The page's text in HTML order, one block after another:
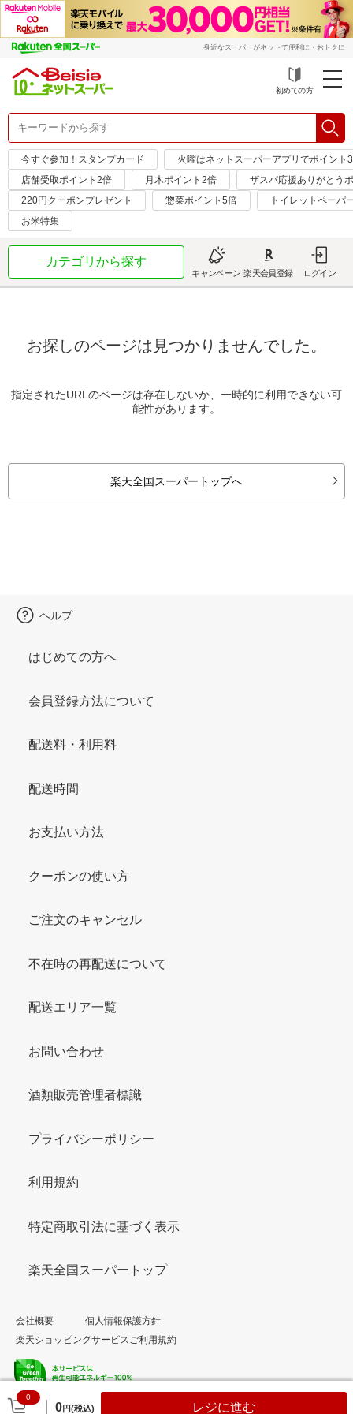
身近なスーパーがネットで便利に・おトクに
初めての方
今すぐ参加！スタンプカード
火曜はネットスーパーアプリでポイント
店舗受取ポイント2倍
月木ポイント2倍
ザスパ応援ありがとう
220円クーポンプレゼント
惣菜ポイント5倍
トイレットペーパ
お米特集
カテゴリから探す
キャンペーン 楽天会員登録 ログイン
お探しのページは見つかりませんでした。
指定されたURLのページは存在しないか、一時的に利用できない可
能性があります。
楽天全国スーパートップへ
0
0円(税込) レジに進む
ヘルプ
はじめての方へ
会員登録方法について
配送料・利用料
配送時間
お支払い方法
クーポンの使い方
ご注文のキャンセル
不在時の再配送について
配送エリア一覧
お問い合わせ
酒類販売管理者標識
プライバシーポリシー
利用規約
特定商取引法に基づく表示
楽天全国スーパートップ
会社概要
個人情報保護方針
楽天ショッピングサービスご利用規約
© Rakuten Group, Inc.